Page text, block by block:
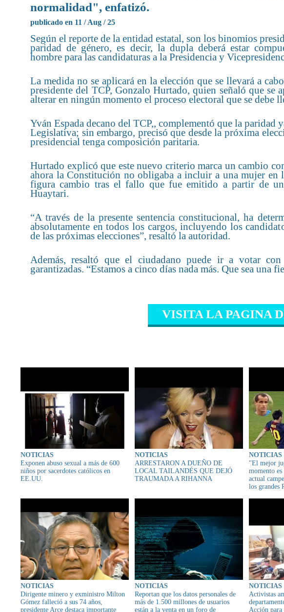
normalidad", enfatizó.
publicado en 11 / Aug / 25
Según el reporte de la entidad estatal, son los binomios
paridad de género, es decir, la dupla deberá estar
hombre para las candidaturas a la Presidencia y
La medida no se aplicará en la elección que se llevará a
presidente del TCP, Gonzalo Hurtado, quien señaló que
alterar en ningún momento el proceso electoral que se debe
Yván Espada decano del TCP,, complementó que la paridad
Legislativa; sin embargo, precisó que desde la próxima
presidencial tenga composición paritaria.
Hurtado explicó que este nuevo criterio marca un cambio
ahora la Constitución no obligaba a incluir a una mujer en
figura cambio tras el fallo que fue emitido a partir de
Huaytari.
“A través de la presente sentencia constitucional, ha
absolutamente en todos los cargos, incluyendo los
de las próximas elecciones”, resaltó la autoridad.
Además, resaltó que el ciudadano puede ir a votar
garantizadas. “Estamos a cinco días nada más. Que sea una
VISITA LA PAGINA
NOTICIAS
Exponen abuso sexual a más de 600
niños por sacerdotes católicos en
EE.UU.
NOTICIAS
ARRESTARON A DUEÑO DE
LOCAL TAILANDÉS QUE DEJÓ
TRAUMADA A RIHANNA
NOTICIAS
"El mejor
momento
actual
los grandes
NOTICIAS
Dirigente minero y exministro Milton
Gómez falleció a sus 74 años,
presidente Arce destaca importante
NOTICIAS
Reportan que los datos personales de
más de 1.500 millones de usuarios
están a la venta en un foro de
NOTICIAS
Activistas
Acción